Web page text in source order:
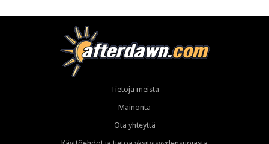
Tietoja meistä
Mainonta
Ota yhteyttä